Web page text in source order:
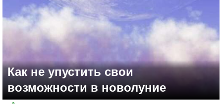
Как не упустить свои
возможности в новолуние